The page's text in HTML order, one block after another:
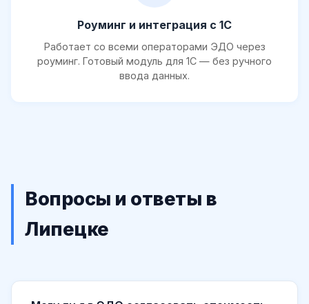
Роуминг и интеграция с 1С
Работает со всеми операторами ЭДО через
роуминг. Готовый модуль для 1С — без ручного
ввода данных.
Вопросы и ответы в
Липецке